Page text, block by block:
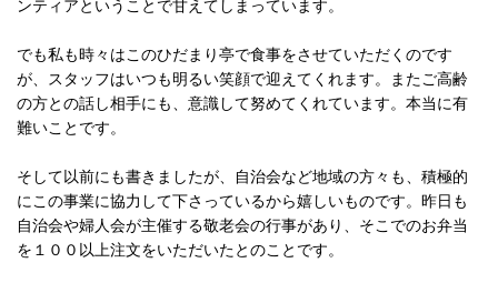
ンティアということで甘えてしまっています。
でも私も時々はこのひだまり亭で食事をさせていただくのです
が、スタッフはいつも明るい笑顔で迎えてくれます。またご高齢
の方との話し相手にも、意識して努めてくれています。本当に有
難いことです。
そして以前にも書きましたが、自治会など地域の方々も、積極的
にこの事業に協力して下さっているから嬉しいものです。昨日も
自治会や婦人会が主催する敬老会の行事があり、そこでのお弁当
を１００以上注文をいただいたとのことです。